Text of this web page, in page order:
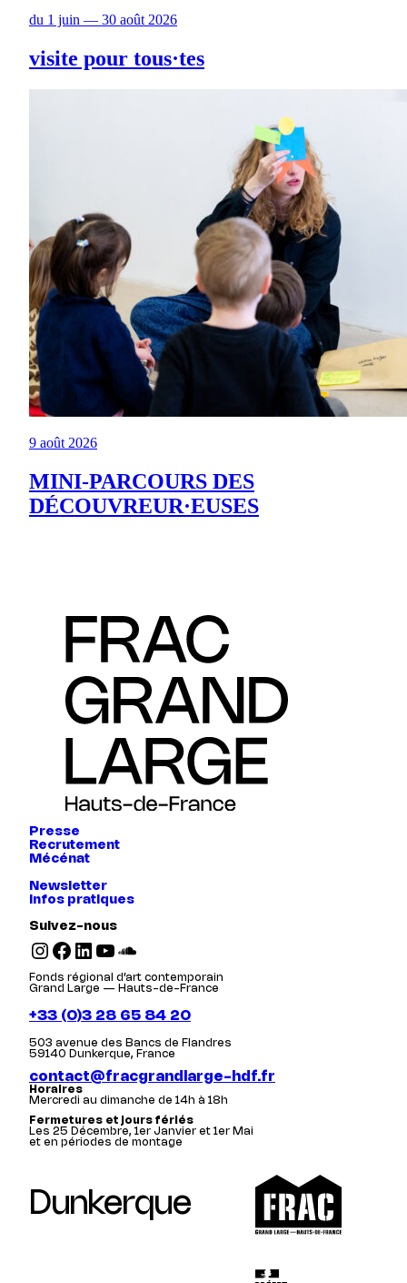
du 1 juin — 30 août 2026
visite pour tous·tes
9 août 2026
MINI-PARCOURS DES
DÉCOUVREUR·EUSES
Presse
Recrutement
Mécénat
Newsletter
Infos pratiques
Suivez-nous
Instagram Facebook LinkedIn YouTube SoundCloud
Fonds régional d’art contemporain
Grand Large — Hauts-de-France
+33 (0)3 28 65 84 20
503 avenue des Bancs de Flandres
59140 Dunkerque, France
contact@fracgrandlarge-hdf.fr
Horaires
Mercredi au dimanche de 14h à 18h
Fermetures et jours fériés
Les 25 Décembre, 1er Janvier et 1er Mai
et en périodes de montage
Dunkerque